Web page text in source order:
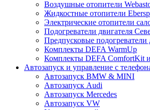
Воздушные отопители
Жидкостные отопители
Электрические отопители
Подогреватели двигателя
Предпусковые подогреватели
Комплекты DEFA WarmUp
Комплекты DEFA ComfortKit
Автозапуск и управление с
Автозапуск BMW & MINI
Автозапуск Audi
Автозапуск Mercedes
Автозапуск VW